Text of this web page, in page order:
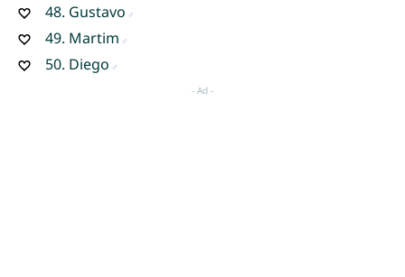
48. Gustavo
49. Martim
50. Diego